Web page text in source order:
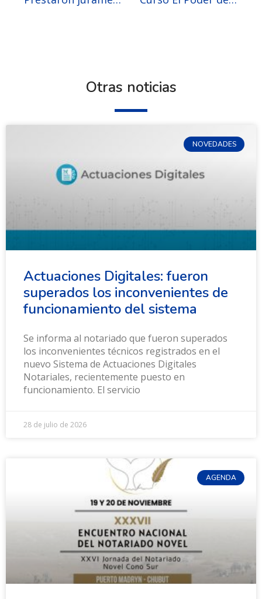
Otras noticias
NOVEDADES
Actuaciones Digitales: fueron
superados los inconvenientes de
funcionamiento del sistema
Se informa al notariado que fueron superados
los inconvenientes técnicos registrados en el
nuevo Sistema de Actuaciones Digitales
Notariales, recientemente puesto en
funcionamiento. El servicio
28 de julio de 2026
AGENDA